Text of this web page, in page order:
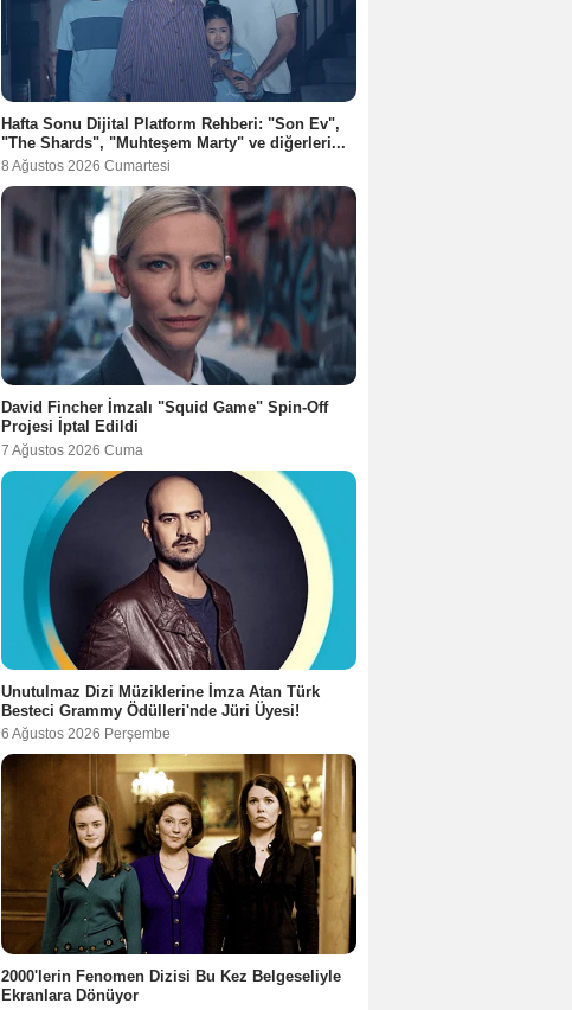
Hafta Sonu Dijital Platform Rehberi: "Son Ev",
"The Shards", "Muhteşem Marty" ve diğerleri...
8 Ağustos 2026 Cumartesi
David Fincher İmzalı "Squid Game" Spin-Off
Projesi İptal Edildi
7 Ağustos 2026 Cuma
Unutulmaz Dizi Müziklerine İmza Atan Türk
Besteci Grammy Ödülleri'nde Jüri Üyesi!
6 Ağustos 2026 Perşembe
2000'lerin Fenomen Dizisi Bu Kez Belgeseliyle
Ekranlara Dönüyor